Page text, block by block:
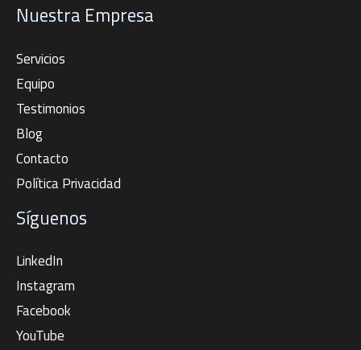
Nuestra Empresa
Servicios
Equipo
Testimonios
Blog
Contacto
Política Privacidad
Síguenos
LinkedIn
Instagram
Facebook
YouTube